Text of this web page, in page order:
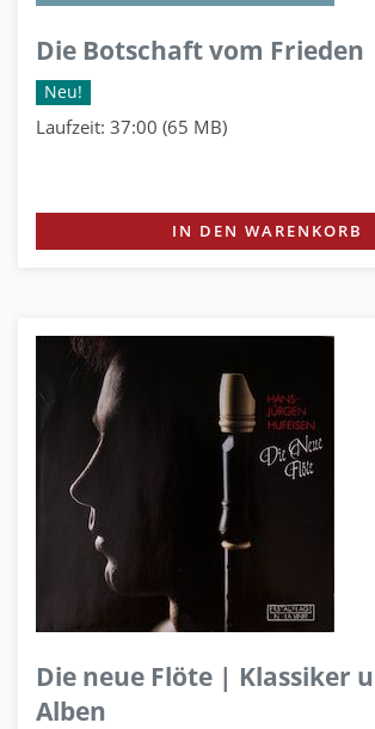
Die Botschaft vom Frieden
Neu!
Laufzeit: 37:00 (65 MB)
IN DEN WARENKORB
Die neue Flöte | Klassiker
Alben